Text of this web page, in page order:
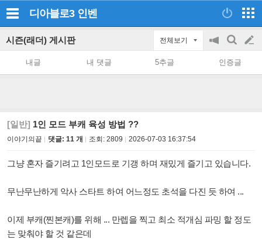
디아블로3 인벤
시즌(래더) 게시판 전체보기
공
on/off
검
색
글
쓰
내글 내 댓글 5추글 인증글
[일반] 1인 모드 부캐 육성 방법 ??
이야기의끝 댓글: 11 개 조회: 2809 2026-07-03 16:37:54
그냥 혼자 즐기려고 1인모드로 기갱 하며 재밌게 즐기고 있습니다.
무난무난하게 악사 스타트 하여 어느정도 초석을 다진 듯 하여 ...
이제 부캐(찐본캐)를 위해 ... 만렙을 찍고 최소 적개심 파밍 할 정도
는 맞춰야 할 것 같은데